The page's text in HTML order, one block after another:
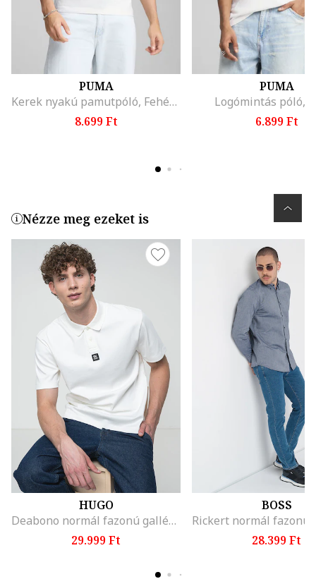
PUMA
Kerek nyakú pamutpóló, Fehér/Korallszín
8.699 Ft
PUMA
Logómintás póló,
6.899 Ft
Nézze meg ezeket is
HUGO
Deabono normál fazonú galléros póló, Fehér
29.999 Ft
BOSS
28.399 Ft